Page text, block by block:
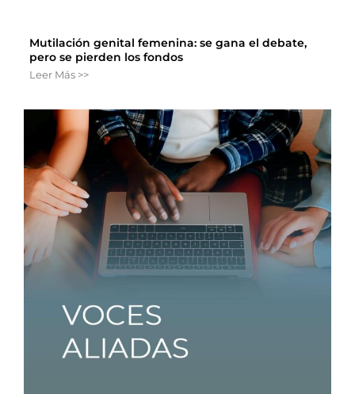
Mutilación genital femenina: se gana el debate,
pero se pierden los fondos
Leer Más >>